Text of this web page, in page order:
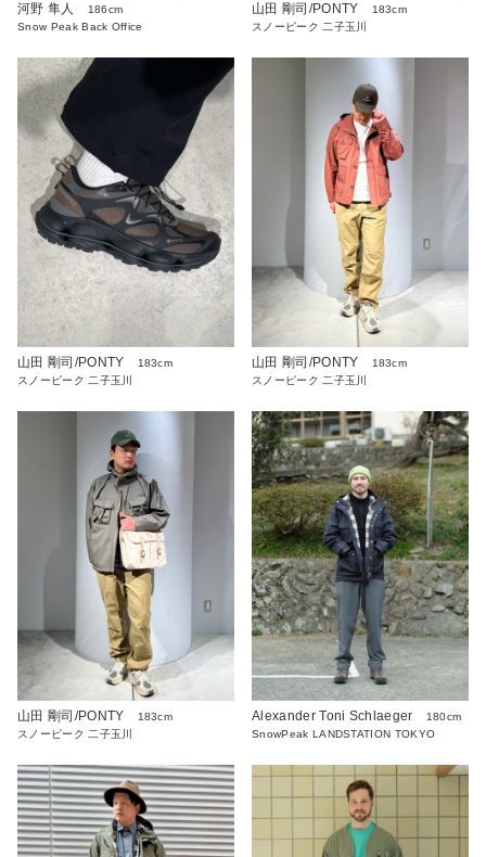
河野 隼人
186cm
Snow Peak Back Office
山田 剛司/PONTY
183cm
スノーピーク 二子玉川
山田 剛司/PONTY
183cm
スノーピーク 二子玉川
山田 剛司/PONTY
183cm
スノーピーク 二子玉川
山田 剛司/PONTY
183cm
スノーピーク 二子玉川
Alexander Toni Schlaeger
180cm
SnowPeak LANDSTATION TOKYO